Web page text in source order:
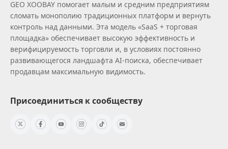
GEO XOOBAY помогает малым и средним предприятиям
сломать монополию традиционных платформ и вернуть
контроль над данными. Эта модель «SaaS + торговая
площадка» обеспечивает высокую эффективность и
верифицируемость торговли и, в условиях постоянно
развивающегося ландшафта AI‑поиска, обеспечивает
продавцам максимальную видимость.
Присоединиться к сообществу